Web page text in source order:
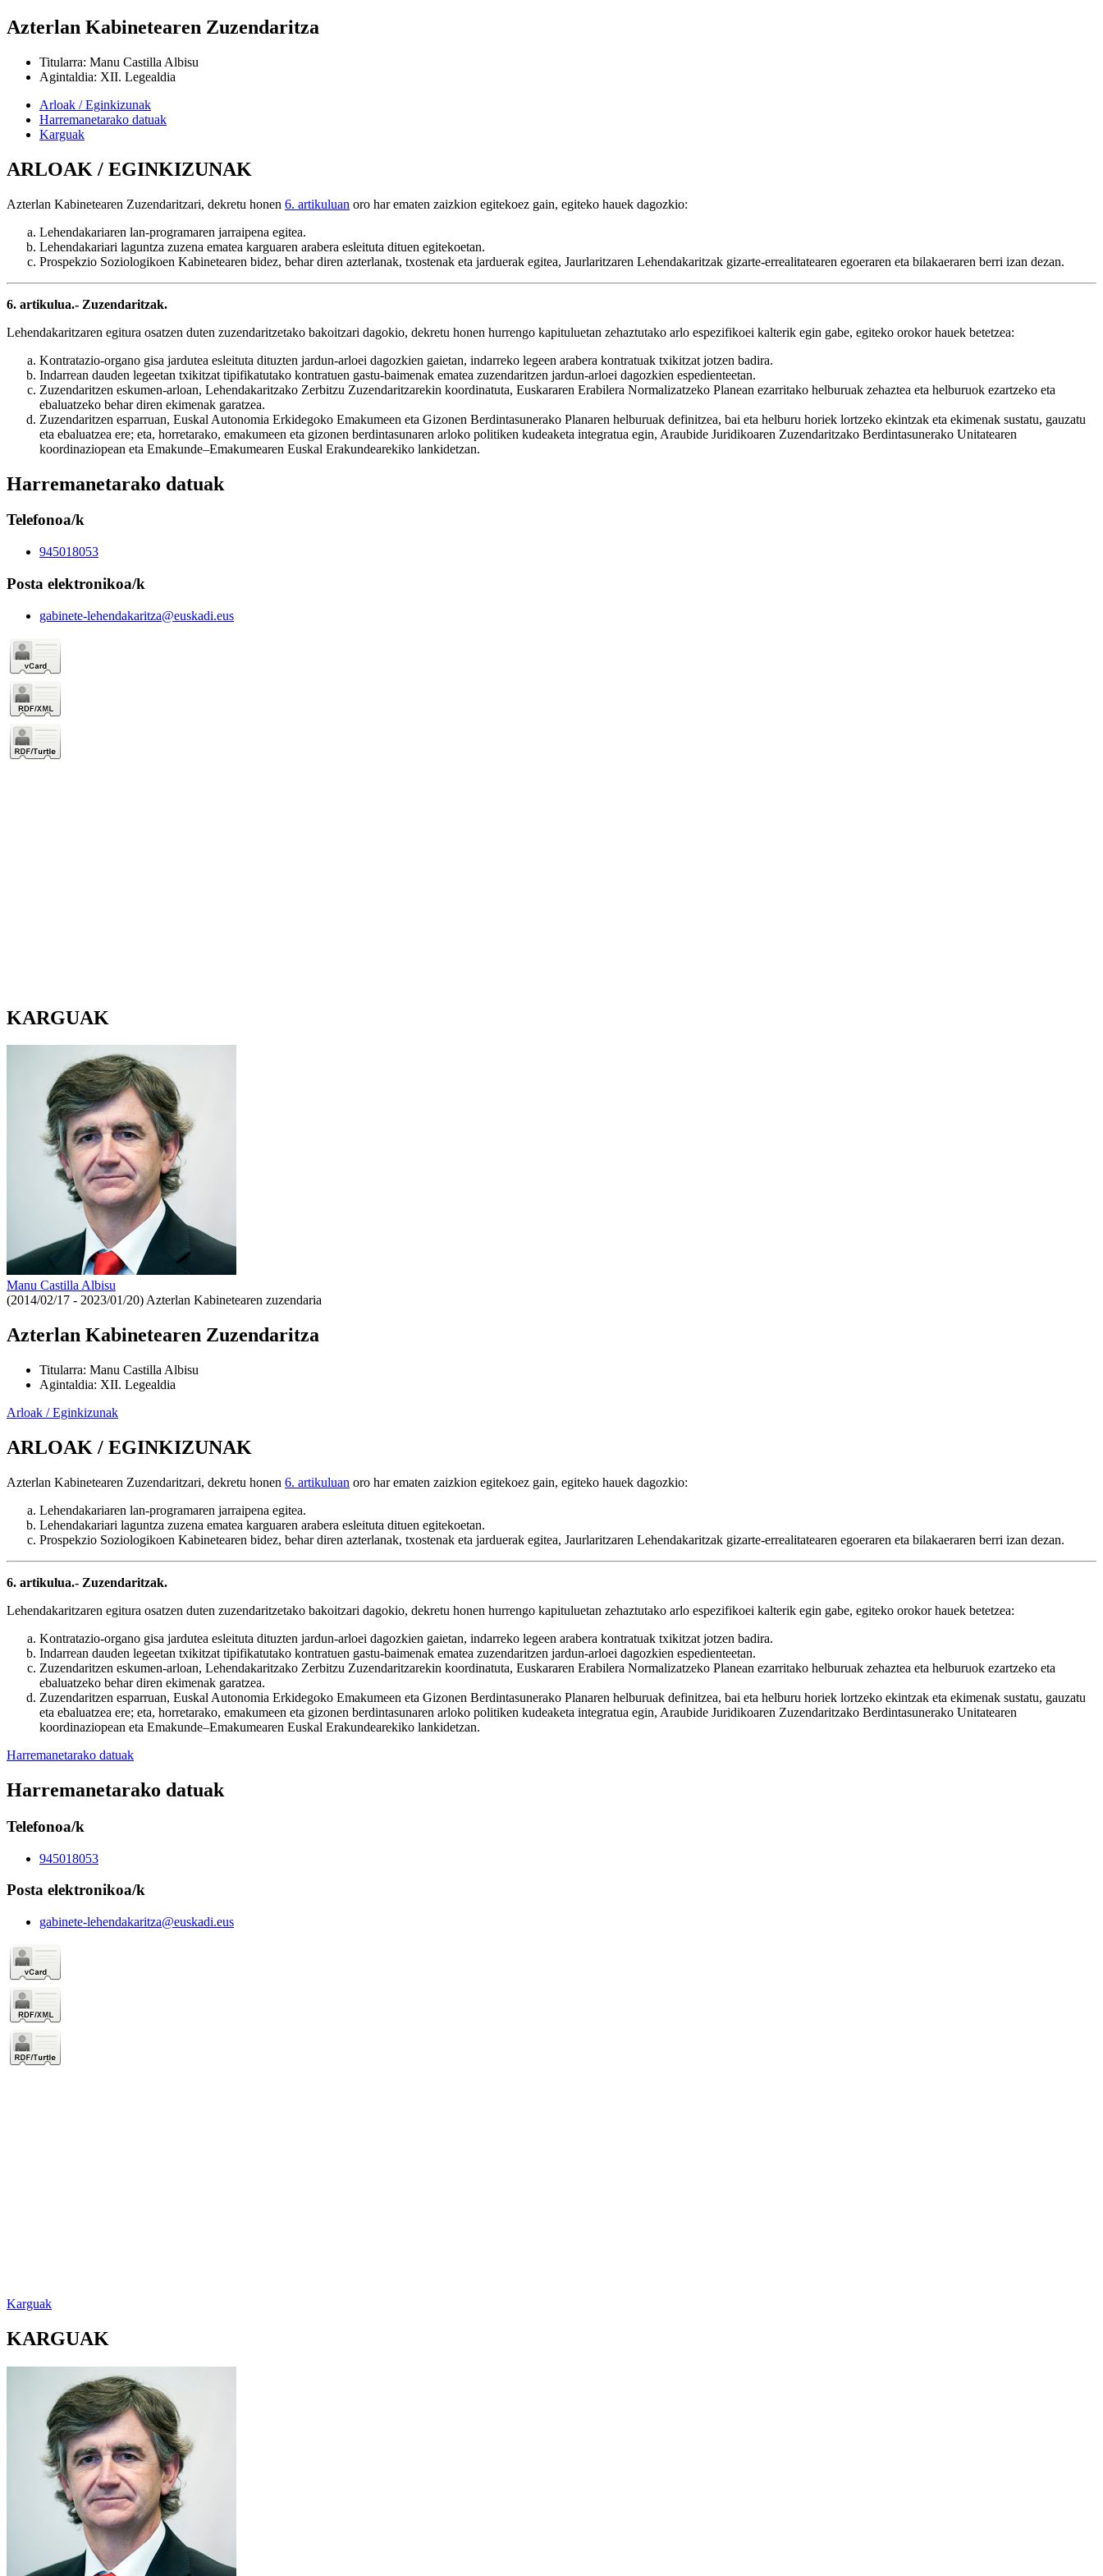
Azterlan Kabinetearen Zuzendaritza
Titularra: Manu Castilla Albisu
Agintaldia: XII. Legealdia
Arloak / Eginkizunak
Harremanetarako datuak
Karguak
ARLOAK / EGINKIZUNAK
Azterlan Kabinetearen Zuzendaritzari, dekretu honen 6. artikuluan oro har ematen zaizkion egitekoez gain, egiteko hauek dagozkio:
Lehendakariaren lan-programaren jarraipena egitea.
Lehendakariari laguntza zuzena ematea karguaren arabera esleituta dituen egitekoetan.
Prospekzio Soziologikoen Kabinetearen bidez, behar diren azterlanak, txostenak eta jarduerak egitea, Jaurlaritzaren Lehendakaritzak gizarte-errealitatearen egoeraren eta bilakaeraren berri izan dezan.
6. artikulua.- Zuzendaritzak.
Lehendakaritzaren egitura osatzen duten zuzendaritzetako bakoitzari dagokio, dekretu honen hurrengo kapituluetan zehaztutako arlo espezifikoei kalterik egin gabe, egiteko orokor hauek betetzea:
Kontratazio-organo gisa jardutea esleituta dituzten jardun-arloei dagozkien gaietan, indarreko legeen arabera kontratuak txikitzat jotzen badira.
Indarrean dauden legeetan txikitzat tipifikatutako kontratuen gastu-baimenak ematea zuzendaritzen jardun-arloei dagozkien espedienteetan.
Zuzendaritzen eskumen-arloan, Lehendakaritzako Zerbitzu Zuzendaritzarekin koordinatuta, Euskararen Erabilera Normalizatzeko Planean ezarritako helburuak zehaztea eta helburuok ezartzeko eta
ebaluatzeko behar diren ekimenak garatzea.
Zuzendaritzen esparruan, Euskal Autonomia Erkidegoko Emakumeen eta Gizonen Berdintasunerako Planaren helburuak definitzea, bai eta helburu horiek lortzeko ekintzak eta ekimenak sustatu, gauzatu
eta ebaluatzea ere; eta, horretarako, emakumeen eta gizonen berdintasunaren arloko politiken kudeaketa integratua egin, Araubide Juridikoaren Zuzendaritzako Berdintasunerako Unitatearen
koordinaziopean eta Emakunde–Emakumearen Euskal Erakundearekiko lankidetzan.
Harremanetarako datuak
Telefonoa/k
945018053
Posta elektronikoa/k
gabinete-lehendakaritza@euskadi.eus
KARGUAK
Manu Castilla Albisu
(2014/02/17 - 2023/01/20)Azterlan Kabinetearen zuzendaria
Azterlan Kabinetearen Zuzendaritza
Titularra: Manu Castilla Albisu
Agintaldia: XII. Legealdia
Arloak / Eginkizunak
ARLOAK / EGINKIZUNAK
Azterlan Kabinetearen Zuzendaritzari, dekretu honen 6. artikuluan oro har ematen zaizkion egitekoez gain, egiteko hauek dagozkio:
Lehendakariaren lan-programaren jarraipena egitea.
Lehendakariari laguntza zuzena ematea karguaren arabera esleituta dituen egitekoetan.
Prospekzio Soziologikoen Kabinetearen bidez, behar diren azterlanak, txostenak eta jarduerak egitea, Jaurlaritzaren Lehendakaritzak gizarte-errealitatearen egoeraren eta bilakaeraren berri izan dezan.
6. artikulua.- Zuzendaritzak.
Lehendakaritzaren egitura osatzen duten zuzendaritzetako bakoitzari dagokio, dekretu honen hurrengo kapituluetan zehaztutako arlo espezifikoei kalterik egin gabe, egiteko orokor hauek betetzea:
Kontratazio-organo gisa jardutea esleituta dituzten jardun-arloei dagozkien gaietan, indarreko legeen arabera kontratuak txikitzat jotzen badira.
Indarrean dauden legeetan txikitzat tipifikatutako kontratuen gastu-baimenak ematea zuzendaritzen jardun-arloei dagozkien espedienteetan.
Zuzendaritzen eskumen-arloan, Lehendakaritzako Zerbitzu Zuzendaritzarekin koordinatuta, Euskararen Erabilera Normalizatzeko Planean ezarritako helburuak zehaztea eta helburuok ezartzeko eta
ebaluatzeko behar diren ekimenak garatzea.
Zuzendaritzen esparruan, Euskal Autonomia Erkidegoko Emakumeen eta Gizonen Berdintasunerako Planaren helburuak definitzea, bai eta helburu horiek lortzeko ekintzak eta ekimenak sustatu, gauzatu
eta ebaluatzea ere; eta, horretarako, emakumeen eta gizonen berdintasunaren arloko politiken kudeaketa integratua egin, Araubide Juridikoaren Zuzendaritzako Berdintasunerako Unitatearen
koordinaziopean eta Emakunde–Emakumearen Euskal Erakundearekiko lankidetzan.
Harremanetarako datuak
Harremanetarako datuak
Telefonoa/k
945018053
Posta elektronikoa/k
gabinete-lehendakaritza@euskadi.eus
Karguak
KARGUAK